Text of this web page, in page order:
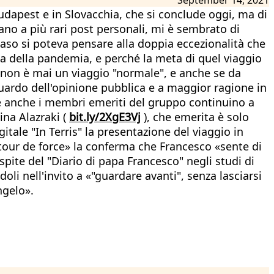
e in Slovacchia, che si conclude oggi, ma di
a più rari post personali, mi è sembrato di
si poteva pensare alla doppia eccezionalità che
della pandemia, e perché la meta di quel viaggio
è mai un viaggio "normale", e anche se da
dell'opinione pubblica e a maggior ragione in
i membri emeriti del gruppo continuino a
Alazraki ( bit.ly/2XgE3Vj ), che emerita è solo
"In Terris" la presentazione del viaggio in
de force» la conferma che Francesco «sente di
del "Diario di papa Francesco" negli studi di
nell'invito a «"guardare avanti", senza lasciarsi